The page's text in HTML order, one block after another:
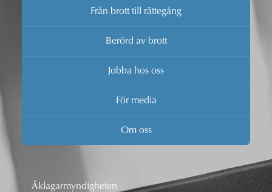
Från brott till rättegång
Berörd av brott
Jobba hos oss
För media
Om oss
Åklagarmyndigheten